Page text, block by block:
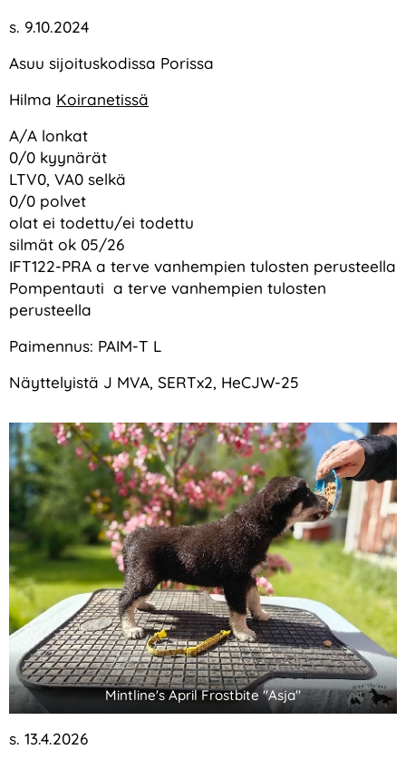
s. 9.10.2024
Asuu sijoituskodissa Porissa
Hilma Koiranetissä
A/A lonkat
0/0 kyynärät
LTV0, VA0 selkä
0/0 polvet
olat ei todettu/ei todettu
silmät ok 05/26
IFT122-PRA a terve vanhempien tulosten perusteella
Pompentauti a terve vanhempien tulosten
perusteella
Paimennus: PAIM-T L
Näyttelyistä J MVA, SERTx2, HeCJW-25
Mintline's April Frostbite "Asja"
s. 13.4.2026